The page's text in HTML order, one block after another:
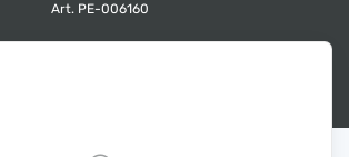
Art. PE-006160